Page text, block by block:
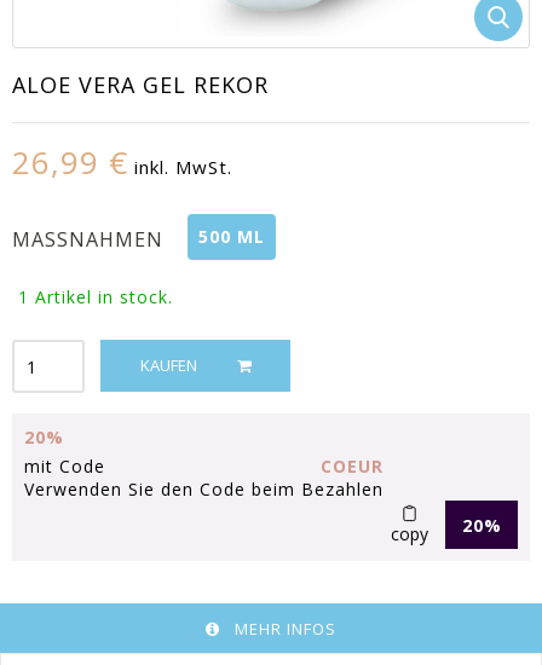
ALOE VERA GEL REKOR
26,99 € inkl. MwSt.
MASSNAHMEN 500 ML
1 Artikel in stock.
KAUFEN
20%
mit Code
COEUR
Verwenden Sie den Code beim Bezahlen
copy
20%
MEHR INFOS